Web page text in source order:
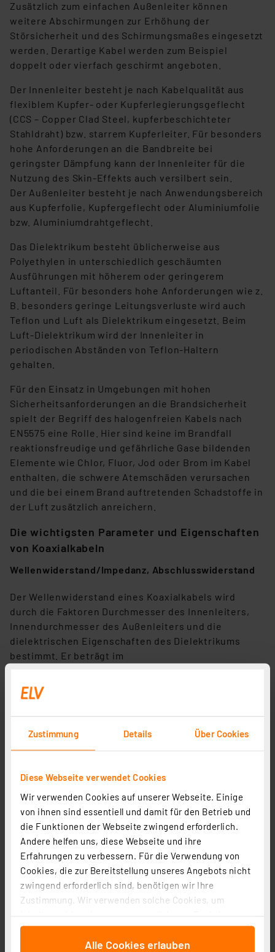
Zustimmung Details Über Cookies
Diese Webseite verwendet Cookies
Wir verwenden Cookies auf unserer Webseite. Einige
von ihnen sind essentiell und damit für den Betrieb und
die Funktionen der Webseite zwingend erforderlich.
Andere helfen uns, diese Webseite und ihre
Erfahrungen zu verbessern. Für die Verwendung von
Cookies, die zur Bereitstellung unseres Angebots nicht
zwingend erforderlich sind, benötigen wir Ihre
Zustimmung. Wir verwenden solche Cookies, um
für soziale Medien anbieten zu können und die Zugriffe
auf unsere Website zu analysieren. Außerdem geben
Alle Cookies erlauben
Zusätzlich zum einfachen Außenleiter können
weitere Abschirmungen zur Erhöhung der
Störsicherheit und des Schirmungsmaßes eingesetzt
werden. Derartige Kabel werden zum Beispiel
doppelt oder vierfach geschirmt angeboten.
Der Innenleiter besteht je nach Kabelqualität aus
flexiblem Kupfer- oder Kupferlegierungsgeflecht
(CCS – Copper Clad Steel, kupferbeschichteter
Stahldraht) bzw. starrem Kupferleiter. Für besonders
hohe Anforderungen an die Bandbreite bei
geringster Dämpfung kann der Innenleiter für die
Nutzung des Skin-Effekts auch versilbert sein.
Der Außenleiter besteht je nach Anwendungsbereich
aus Kupferfolie, Kupfergeflecht oder Aluminiumfolie
bzw. Aluminiumdrahtgeflecht.
Das Dielektrikum besteht üblicherweise aus
Polyethylen in unterschiedlich geschäumten
Ausführungen mit höherem oder geringerem
Luftanteil. Für besonders hohe Anforderungen wie z.
B. besonders geringe Leitungsverluste wird auch
Teflon und Luft als Dielektrikum eingesetzt. Beim
Luft-Dielektrikum wird der Innenleiter in
periodischen Abständen von Teflon-Haltern
gehalten.
Für den Einsatz in Umgebungen mit hohen
Sicherheitsanforderungen an die Brandsicherheit
spielt der Begriff des halogenfreien Kabels nach
EN5575 eine Rolle. Hier sind keine im Brandfall
reaktionsfreudige und gefährliche Gase bildenden
Elemente wie Chlor, Fluor, Jod oder Brom im Kabel
enthalten, die schwere Atemschäden verursachen
und die bei einem Brand auftretenden Schadstoffe in
der Luft zusätzlich anreichern.
Die wichtigsten Parameter und Eigenschaften
von Koaxialkabeln
Wellenwiderstand/Impedanz, Abschlusswiderstand
Der Wellenwiderstand eines Koaxialkabels wird
durch die Faktoren Durchmesser des Innenleiters,
Innendurchmesser des Außenleiters und die
dielektrischen Eigenschaften des Dielektrikums
bestimmt. Er beträgt im
Anwendungen wie HF-Technik und Messtechnik 5 Ω.
Entsprechend müssen der Geräteanschluss bzw. die
Topologie des Kabelnetzes finden hier auch
Breitbandkabelanlagen, Antennenanlagen oder in
Belastung hergestellt, um die
Übertragungsbandbreite und den Signalpegel des
gesamten Kabelverlaufs aufrecht zu erhalten und z.
B. bei Antennenverteilern Einstreuungen durch
nichtbelegte Ausgänge zu eliminieren. Diese
Abschlusswiderstände sind z. B. in End- oder Stich-
Antennensteckdosen bereits vorhanden oder
können bei anderen Anschlussdosen (z. B. als